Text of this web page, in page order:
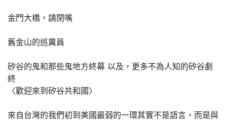
金門大橋，請閉嘴
舊金山的巡糞員
矽谷的鬼和那些鬼地方終幕 以及，更多不為人知的矽谷劇
終
〈歡迎來到矽谷共和國〉
來自台灣的我們初到美國最弱的一環其實不是語言，而是與